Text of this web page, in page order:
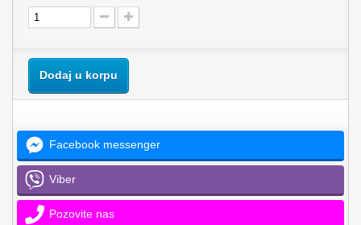
Dodaj u korpu
Facebook messenger
Viber
Pozovite nas